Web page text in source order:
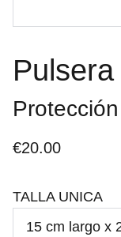
€20.00
TALLA UNICA